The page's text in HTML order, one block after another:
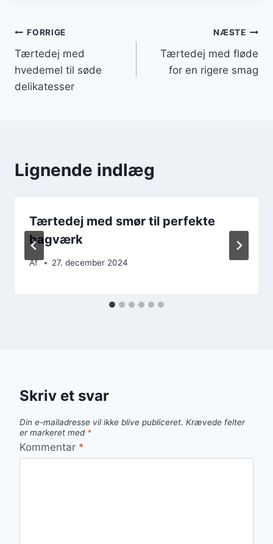
Indlægsnavigation
FORRIGE
Tærtedej med
hvedemel til søde
delikatesser
NÆSTE
Tærtedej med fløde
for en rigere smag
Lignende indlæg
Tærtedej med smør til perfekte
bagværk
Af 27. december 2024
Skriv et svar
Din e-mailadresse vil ikke blive publiceret. Krævede felter
er markeret med *
Kommentar *